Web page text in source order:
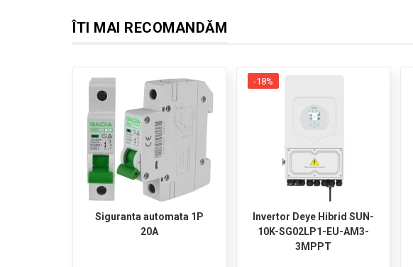
ÎTI MAI RECOMANDĂM
Siguranta automata 1P
20A
Invertor Deye Hibrid SUN-
10K-SG02LP1-EU-AM3-
3MPPT
-18%